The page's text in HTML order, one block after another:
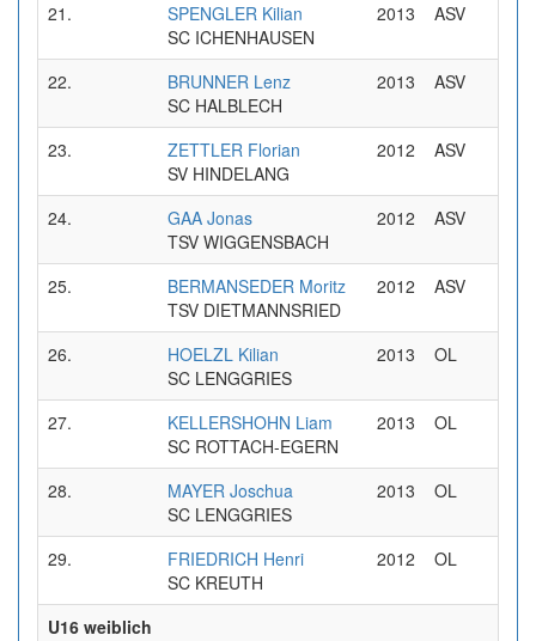
21.
SPENGLER Kilian
SC ICHENHAUSEN
2013 ASV
22.
BRUNNER Lenz
SC HALBLECH
2013 ASV
23.
ZETTLER Florian
SV HINDELANG
2012 ASV
24.
GAA Jonas
TSV WIGGENSBACH
2012 ASV
25.
BERMANSEDER Moritz
TSV DIETMANNSRIED
2012 ASV
26.
HOELZL Kilian
SC LENGGRIES
2013 OL
27.
KELLERSHOHN Liam
SC ROTTACH-EGERN
2013 OL
28.
MAYER Joschua
SC LENGGRIES
2013 OL
29.
FRIEDRICH Henri
SC KREUTH
2012 OL
U16 weiblich